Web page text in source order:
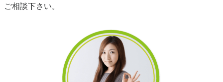
ご相談下さい。